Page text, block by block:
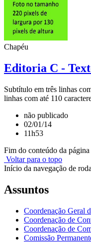
Chapéu
Editoria C -
Subtítulo em três linhas
linhas com até 110
não publicado
02/01/14
11h53
Fim do conteúdo da página
Voltar para o topo
Início da navegação de
Assuntos
Coordenação Geral
Coordenação de
Coordenação de
Comissão